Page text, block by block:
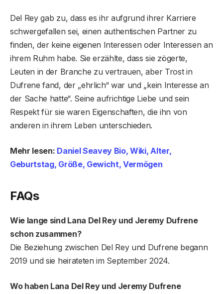
Del Rey gab zu, dass es ihr aufgrund ihrer Karriere
schwergefallen sei, einen authentischen Partner zu
finden, der keine eigenen Interessen oder Interessen an
ihrem Ruhm habe. Sie erzählte, dass sie zögerte,
Leuten in der Branche zu vertrauen, aber Trost in
Dufrene fand, der „ehrlich“ war und „kein Interesse an
der Sache hatte“. Seine aufrichtige Liebe und sein
Respekt für sie waren Eigenschaften, die ihn von
anderen in ihrem Leben unterschieden.
Mehr lesen: Daniel Seavey Bio, Wiki, Alter,
Geburtstag, Größe, Gewicht, Vermögen
FAQs
Wie lange sind Lana Del Rey und Jeremy Dufrene
schon zusammen?
Die Beziehung zwischen Del Rey und Dufrene begann
2019 und sie heirateten im September 2024.
Wo haben Lana Del Rey und Jeremy Dufrene